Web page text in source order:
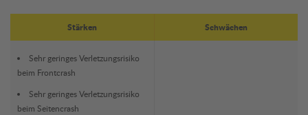
Stärken Schwächen
Sehr geringes Verletzungsrisiko
beim Frontcrash
Sehr geringes Verletzungsrisiko
beim Seitencrash